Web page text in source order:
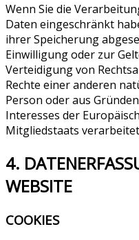
Wenn Sie die
Daten eingeschränkt
ihrer Speicherung
Einwilligung oder zur
Verteidigung von
Rechte einer anderen
Person oder aus
Interesses der
Mitgliedstaats
4.
WEBSITE
COOKIES